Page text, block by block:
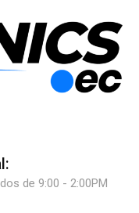
de 9:00 - 2:00PM